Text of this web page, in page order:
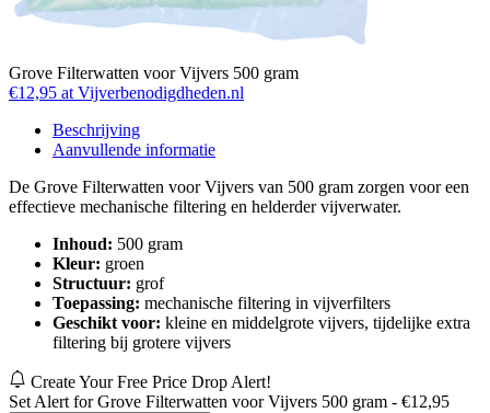
Grove Filterwatten voor Vijvers 500 gram
€12,95 at Vijverbenodigdheden.nl
Beschrijving
Aanvullende informatie
De Grove Filterwatten voor Vijvers van 500 gram zorgen voor een
effectieve mechanische filtering en helderder vijverwater.
Inhoud: 500 gram
Kleur: groen
Structuur: grof
Toepassing: mechanische filtering in vijverfilters
Geschikt voor: kleine en middelgrote vijvers, tijdelijke extra
filtering bij grotere vijvers
Create Your Free Price Drop Alert!
Set Alert for Grove Filterwatten voor Vijvers 500 gram - €12,95